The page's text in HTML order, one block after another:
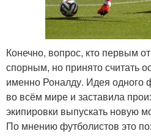
Конечно, вопрос, кто первым
спорным, но принято считать
именно Роналду. Идея одного
во всём мире и заставила
экипировки выпускать новую
По мнению футболистов это